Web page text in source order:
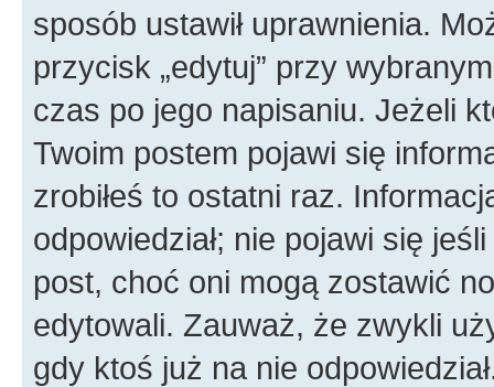
sposób ustawił uprawnienia.
przycisk „edytuj” przy
czas po jego napisaniu. Jeżeli
Twoim postem pojawi się
zrobiłeś to ostatni raz.
odpowiedział; nie pojawi się
post, choć oni mogą zostawić
edytowali. Zauważ, że zwykli
gdy ktoś już na nie